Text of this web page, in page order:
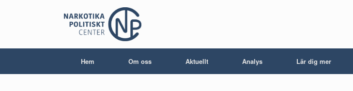
Hem Om oss Aktuellt Analys Lär dig mer